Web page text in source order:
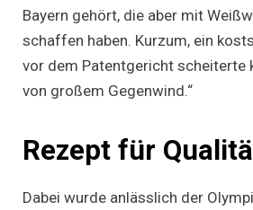
Bayern gehört, die aber mit
schaffen haben. Kurzum, ein
vor dem Patentgericht scheiterte
von großem Gegenwind.“
Rezept für
Dabei wurde anlässlich der